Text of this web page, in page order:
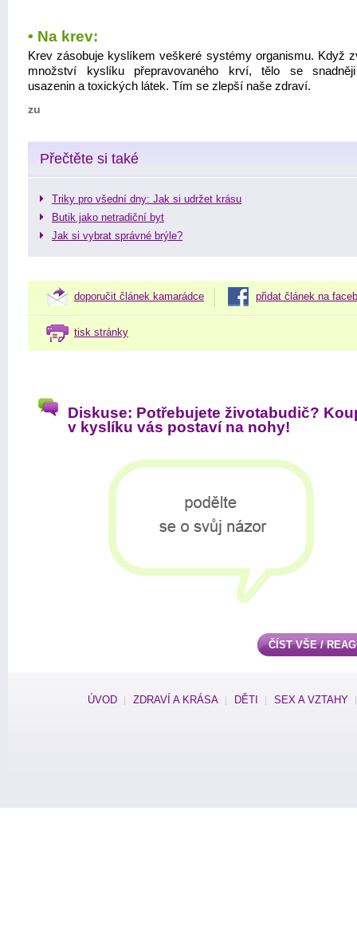
• Na krev:
Krev zásobuje kyslíkem veškeré systémy organismu. Když
množství kyslíku přepravovaného krví, tělo se
usazenin a toxických látek. Tím se zlepší naše zdraví.
zu
Přečtěte si také
Triky pro všední dny: Jak si udržet krásu
Butik jako netradiční byt
Jak si vybrat správné brýle?
doporučit článek kamarádce přidat článek na
tisk stránky
Diskuse: Potřebujete životabudič?
v kyslíku vás postaví na nohy!
ČÍST VŠE /
ÚVOD ZDRAVÍ A KRÁSA DĚTI SEX A VZTAHY